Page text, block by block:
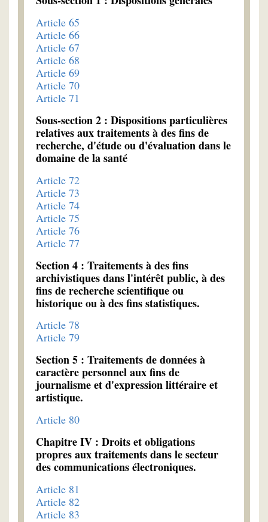
Article 65
Article 66
Article 67
Article 68
Article 69
Article 70
Article 71
Sous-section 2 : Dispositions particulières
relatives aux traitements à des fins de
recherche, d'étude ou d'évaluation dans le
domaine de la santé
Article 72
Article 73
Article 74
Article 75
Article 76
Article 77
Section 4 : Traitements à des fins
archivistiques dans l'intérêt public, à des
fins de recherche scientifique ou
historique ou à des fins statistiques.
Article 78
Article 79
Section 5 : Traitements de données à
caractère personnel aux fins de
journalisme et d'expression littéraire et
artistique.
Article 80
Chapitre IV : Droits et obligations
propres aux traitements dans le secteur
des communications électroniques.
Article 81
Article 82
Article 83